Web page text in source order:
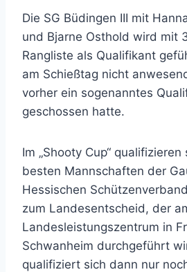
Die SG Büdingen III mit
und Bjarne Osthold wird mit
Rangliste als Qualifikant
am Schießtag nicht
vorher ein sogenanntes
geschossen hatte.
Im „Shooty Cup“
besten Mannschaften der
Hessischen
zum Landesentscheid, der
Landesleistungszentrum in
Schwanheim durchgeführt
qualifiziert sich dann nur